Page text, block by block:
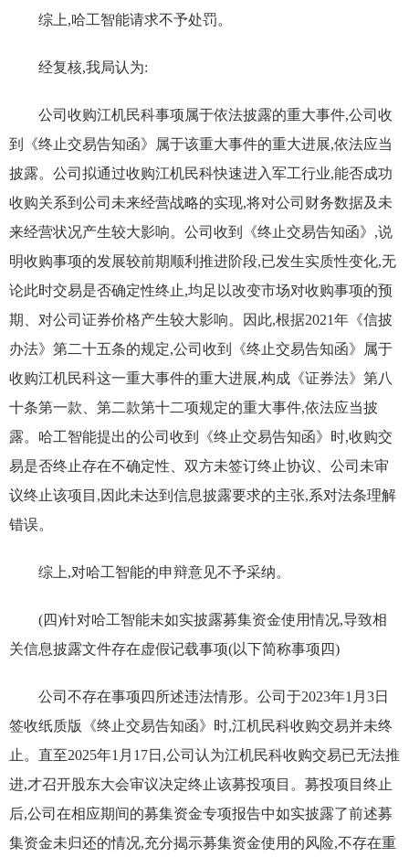
综上,哈工智能请求不予处罚。
经复核,我局认为:
公司收购江机民科事项属于依法披露的重大事件,公司收
到《终止交易告知函》属于该重大事件的重大进展,依法应当
披露。公司拟通过收购江机民科快速进入军工行业,能否成功
收购关系到公司未来经营战略的实现,将对公司财务数据及未
来经营状况产生较大影响。公司收到《终止交易告知函》,说
明收购事项的发展较前期顺利推进阶段,已发生实质性变化,无
论此时交易是否确定性终止,均足以改变市场对收购事项的预
期、对公司证券价格产生较大影响。因此,根据2021年《信披
办法》第二十五条的规定,公司收到《终止交易告知函》属于
收购江机民科这一重大事件的重大进展,构成《证券法》第八
十条第一款、第二款第十二项规定的重大事件,依法应当披
露。哈工智能提出的公司收到《终止交易告知函》时,收购交
易是否终止存在不确定性、双方未签订终止协议、公司未审
议终止该项目,因此未达到信息披露要求的主张,系对法条理解
错误。
综上,对哈工智能的申辩意见不予采纳。
(四)针对哈工智能未如实披露募集资金使用情况,导致相
关信息披露文件存在虚假记载事项(以下简称事项四)
公司不存在事项四所述违法情形。公司于2023年1月3日
签收纸质版《终止交易告知函》时,江机民科收购交易并未终
止。直至2025年1月17日,公司认为江机民科收购交易已无法推
进,才召开股东大会审议决定终止该募投项目。募投项目终止
后,公司在相应期间的募集资金专项报告中如实披露了前述募
集资金未归还的情况,充分揭示募集资金使用的风险,不存在重